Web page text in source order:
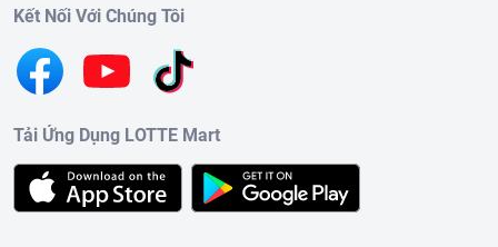
Kết Nối Với Chúng Tôi
Tải Ứng Dụng LOTTE Mart